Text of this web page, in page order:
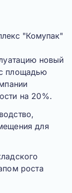
новый
площадью
на 20%.
для
роста